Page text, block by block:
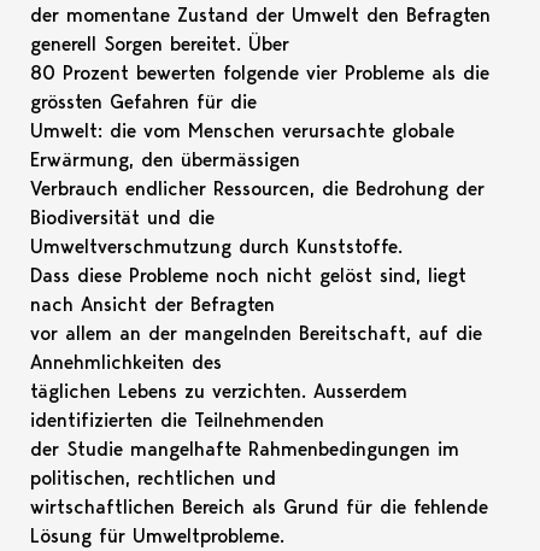
der momentane Zustand der Umwelt den Befragten
generell Sorgen bereitet. Über
80 Prozent bewerten folgende vier Probleme als die
grössten Gefahren für die
Umwelt: die vom Menschen verursachte globale
Erwärmung, den übermässigen
Verbrauch endlicher Ressourcen, die Bedrohung der
Biodiversität und die
Umweltverschmutzung durch Kunststoffe.
Dass diese Probleme noch nicht gelöst sind, liegt
nach Ansicht der Befragten
vor allem an der mangelnden Bereitschaft, auf die
Annehmlichkeiten des
täglichen Lebens zu verzichten. Ausserdem
identifizierten die Teilnehmenden
der Studie mangelhafte Rahmenbedingungen im
politischen, rechtlichen und
wirtschaftlichen Bereich als Grund für die fehlende
Lösung für Umweltprobleme.